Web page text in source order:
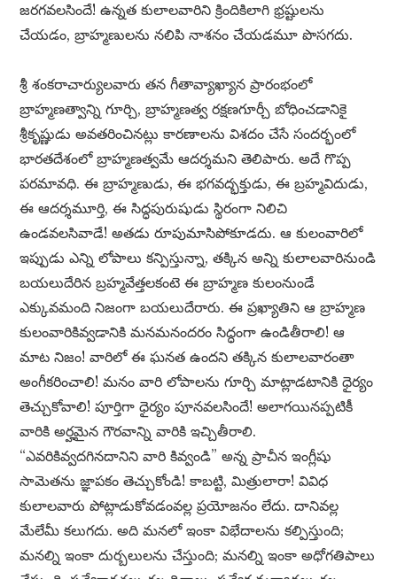
జరగవలసిందే! ఉన్నత కులాలవారిని క్రిందికిలాగి భ్రష్టులను
చేయడం, బ్రాహ్మణులను నలిపి నాశనం చేయడమూ పొసగదు.
శ్రీ శంకరాచార్యులవారు తన గీతావ్యాఖ్యాన ప్రారంభంలో
బ్రాహ్మణత్వాన్ని గూర్చి, బ్రాహ్మణత్వ రక్షణగూర్చీ బోధించడానికై
శ్రీకృష్ణుడు అవతరించినట్లు కారణాలను విశదం చేసే సందర్భంలో
భారతదేశంలో బ్రాహ్మణత్వమే ఆదర్శమని తెలిపారు. అదే గొప్ప
పరమావధి. ఈ బ్రాహ్మణుడు, ఈ భగవద్భక్తుడు, ఈ బ్రహ్మవిదుడు,
ఈ ఆదర్శమూర్తి, ఈ సిద్ధపురుషుడు స్థిరంగా నిలిచి
ఉండవలసివాడే! అతడు రూపుమాసిపోకూడదు. ఆ కులంవారిలో
ఇప్పుడు ఎన్ని లోపాలు కన్పిస్తున్నా, తక్కిన అన్ని కులాలవారినుండి
బయలుదేరిన బ్రహ్మవేత్తలకంటె ఈ బ్రాహ్మణ కులంనుండే
ఎక్కువమంది నిజంగా బయలుదేరారు. ఈ ప్రఖ్యాతిని ఆ బ్రాహ్మణ
కులంవారికివ్వడానికి మనమనందరం సిద్ధంగా ఉండితీరాలి! ఆ
మాట నిజం! వారిలో ఈ ఘనత ఉందని తక్కిన కులాలవారంతా
అంగీకరించాలి! మనం వారి లోపాలను గూర్చి మాట్లాడటానికి ధైర్యం
తెచ్చుకోవాలి! పూర్తిగా ధైర్యం పూనవలసిందే! అలాగయినప్పటికీ
వారికి అర్హమైన గౌరవాన్ని వారికి ఇచ్చితీరాలి.
“ఎవరికివ్వదగినదానిని వారి కివ్వండి” అన్న ప్రాచీన ఇంగ్లీషు
సామెతను జ్ఞాపకం తెచ్చుకోండి! కాబట్టి, మిత్రులారా! వివిధ
కులాలవారు పోట్లాడుకోవడంవల్ల ప్రయోజనం లేదు. దానివల్ల
మేలేమీ కలుగదు. అది మనలో ఇంకా విభేదాలను కల్పిస్తుంది;
మనల్ని ఇంకా దుర్బలులను చేస్తుంది; మనల్ని ఇంకా అధోగతిపాలు